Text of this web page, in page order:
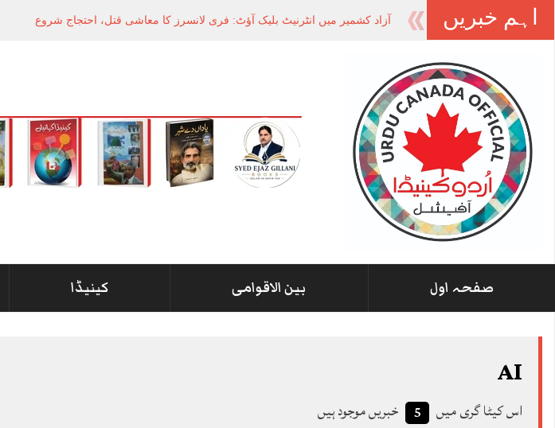
اہم خبریں
صفحہ اول بین الاقوامی کینیڈا
AI
اس کیٹا گری میں 5 خبریں موجود ہیں